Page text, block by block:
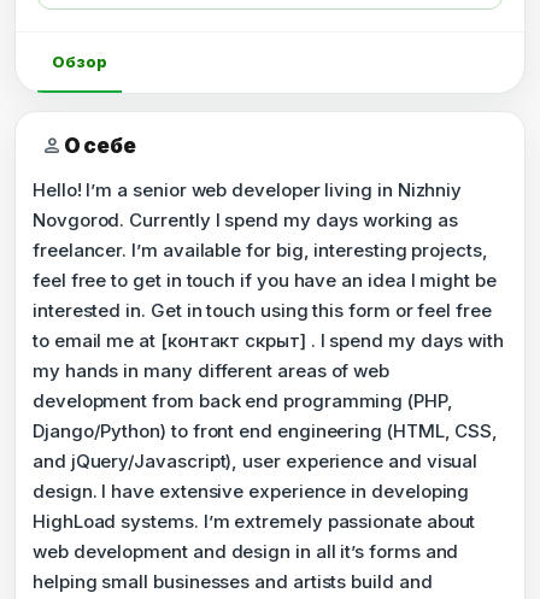
Обзор
person О себе
Hello! I’m a senior web developer living in Nizhniy
Novgorod. Currently I spend my days working as
freelancer. I’m available for big, interesting projects,
feel free to get in touch if you have an idea I might be
interested in. Get in touch using this form or feel free
to email me at [контакт скрыт] . I spend my days with
my hands in many different areas of web
development from back end programming (PHP,
Django/Python) to front end engineering (HTML, CSS,
and jQuery/Javascript), user experience and visual
design. I have extensive experience in developing
HighLoad systems. I’m extremely passionate about
web development and design in all it’s forms and
helping small businesses and artists build and